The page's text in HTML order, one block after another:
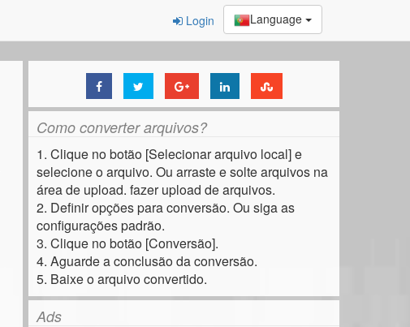
Language
Login
Como converter arquivos?
1. Clique no botão [Selecionar arquivo local] e
selecione o arquivo. Ou arraste e solte arquivos na
área de upload. fazer upload de arquivos.
2. Definir opções para conversão. Ou siga as
configurações padrão.
3. Clique no botão [Conversão].
4. Aguarde a conclusão da conversão.
5. Baixe o arquivo convertido.
Ads